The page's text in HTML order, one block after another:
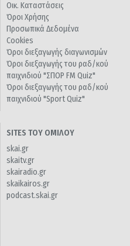
Οικ. Καταστάσεις
Όροι Χρήσης
Προσωπικά Δεδομένα
Cookies
Όροι διεξαγωγής διαγωνισμών
Όροι διεξαγωγής του ραδ/κού
παιχνιδιού "ΣΠΟΡ FM Quiz"
Όροι διεξαγωγής του ραδ/κού
παιχνιδιού "Sport Quiz"
SITES ΤΟΥ ΟΜΙΛΟΥ
skai.gr
skaitv.gr
skairadio.gr
skaikairos.gr
podcast.skai.gr